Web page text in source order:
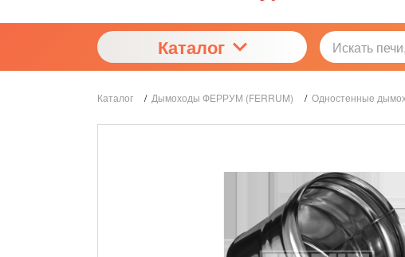
Каталог
Каталог / Дымоходы ФЕРРУМ (FERRUM) / Одностенные